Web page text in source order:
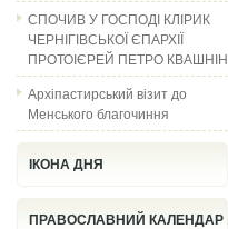
СПОЧИВ У ГОСПОДІ КЛІРИК
ЧЕРНІГІВСЬКОЇ ЄПАРХІЇ
ПРОТОІЄРЕЙ ПЕТРО КВАШНІН
Архіпастирський візит до
Менського благочиння
ІКОНА ДНЯ
ПРАВОСЛАВНИЙ КАЛЕНДАР